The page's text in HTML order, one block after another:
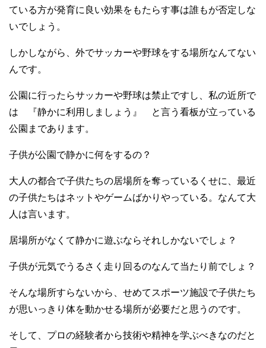
ている方が発育に良い効果をもたらす事は誰もが否定しな
いでしょう。
しかしながら、外でサッカーや野球をする場所なんてない
んです。
公園に行ったらサッカーや野球は禁止ですし、私の近所で
は 『静かに利用しましょう』 と言う看板が立っている
公園まであります。
子供が公園で静かに何をするの？
大人の都合で子供たちの居場所を奪っているくせに、最近
の子供たちはネットやゲームばかりやっている。なんて大
人は言います。
居場所がなくて静かに遊ぶならそれしかないでしょ？
子供が元気でうるさく走り回るのなんて当たり前でしょ？
そんな場所すらないから、せめてスポーツ施設で子供たち
が思いっきり体を動かせる場所が必要だと思うのです。
そして、プロの経験者から技術や精神を学ぶべきなのだと